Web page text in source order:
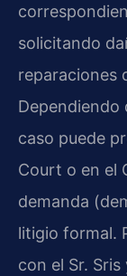
solicitando
reparaciones
Dependiendo
caso puede
Court o en el
demanda
litigio formal.
con el Sr.